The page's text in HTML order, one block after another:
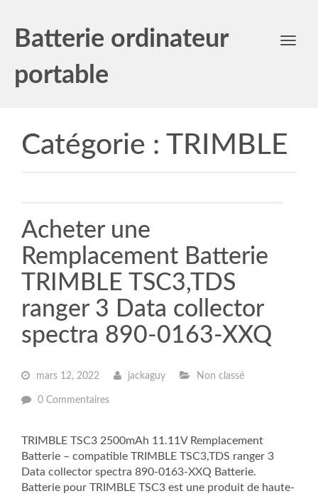
Batterie ordinateur
portable
Toggle
Catégorie : TRIMBLE
Acheter une
Remplacement Batterie
TRIMBLE TSC3,TDS
ranger 3 Data collector
spectra 890-0163-XXQ
mars 12, 2022 jackaguy Non classé
0 Commentaires
TRIMBLE TSC3 2500mAh 11.11V Remplacement
Batterie – compatible TRIMBLE TSC3,TDS ranger 3
Data collector spectra 890-0163-XXQ Batterie.
Batterie pour TRIMBLE TSC3 est une produit de haute-